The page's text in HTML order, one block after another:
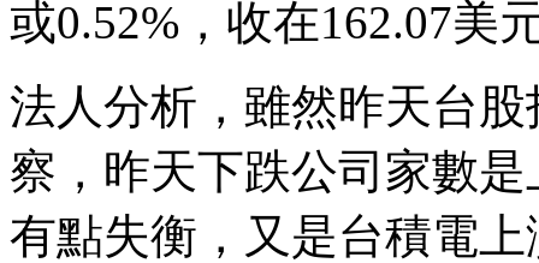
或0.52%，收在162.07美
法人分析，雖然昨天台
察，昨天下跌公司家數
有點失衡，又是台積電